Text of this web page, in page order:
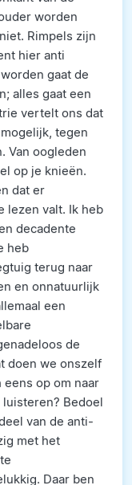
worden
Rimpels zijn
hier anti
gaat de
alles gaat een
vertelt ons dat
tegen
Van oogleden
op je knieën.
dat er
lezen valt. Ik heb
decadente
heb
terug naar
en onnatuurlijk
een
de
doen we onszelf
eens op om naar
Bedoel
van de anti-
met het
Daar ben